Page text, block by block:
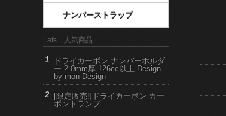
ナンバーストラップ
Lafs 人気商品
ドライカーボン ナンバーホルダ
ー 2.0mm厚 126cc以上 Design
by mon Design
[限定販売!]ドライカーボン カー
ボントランプ